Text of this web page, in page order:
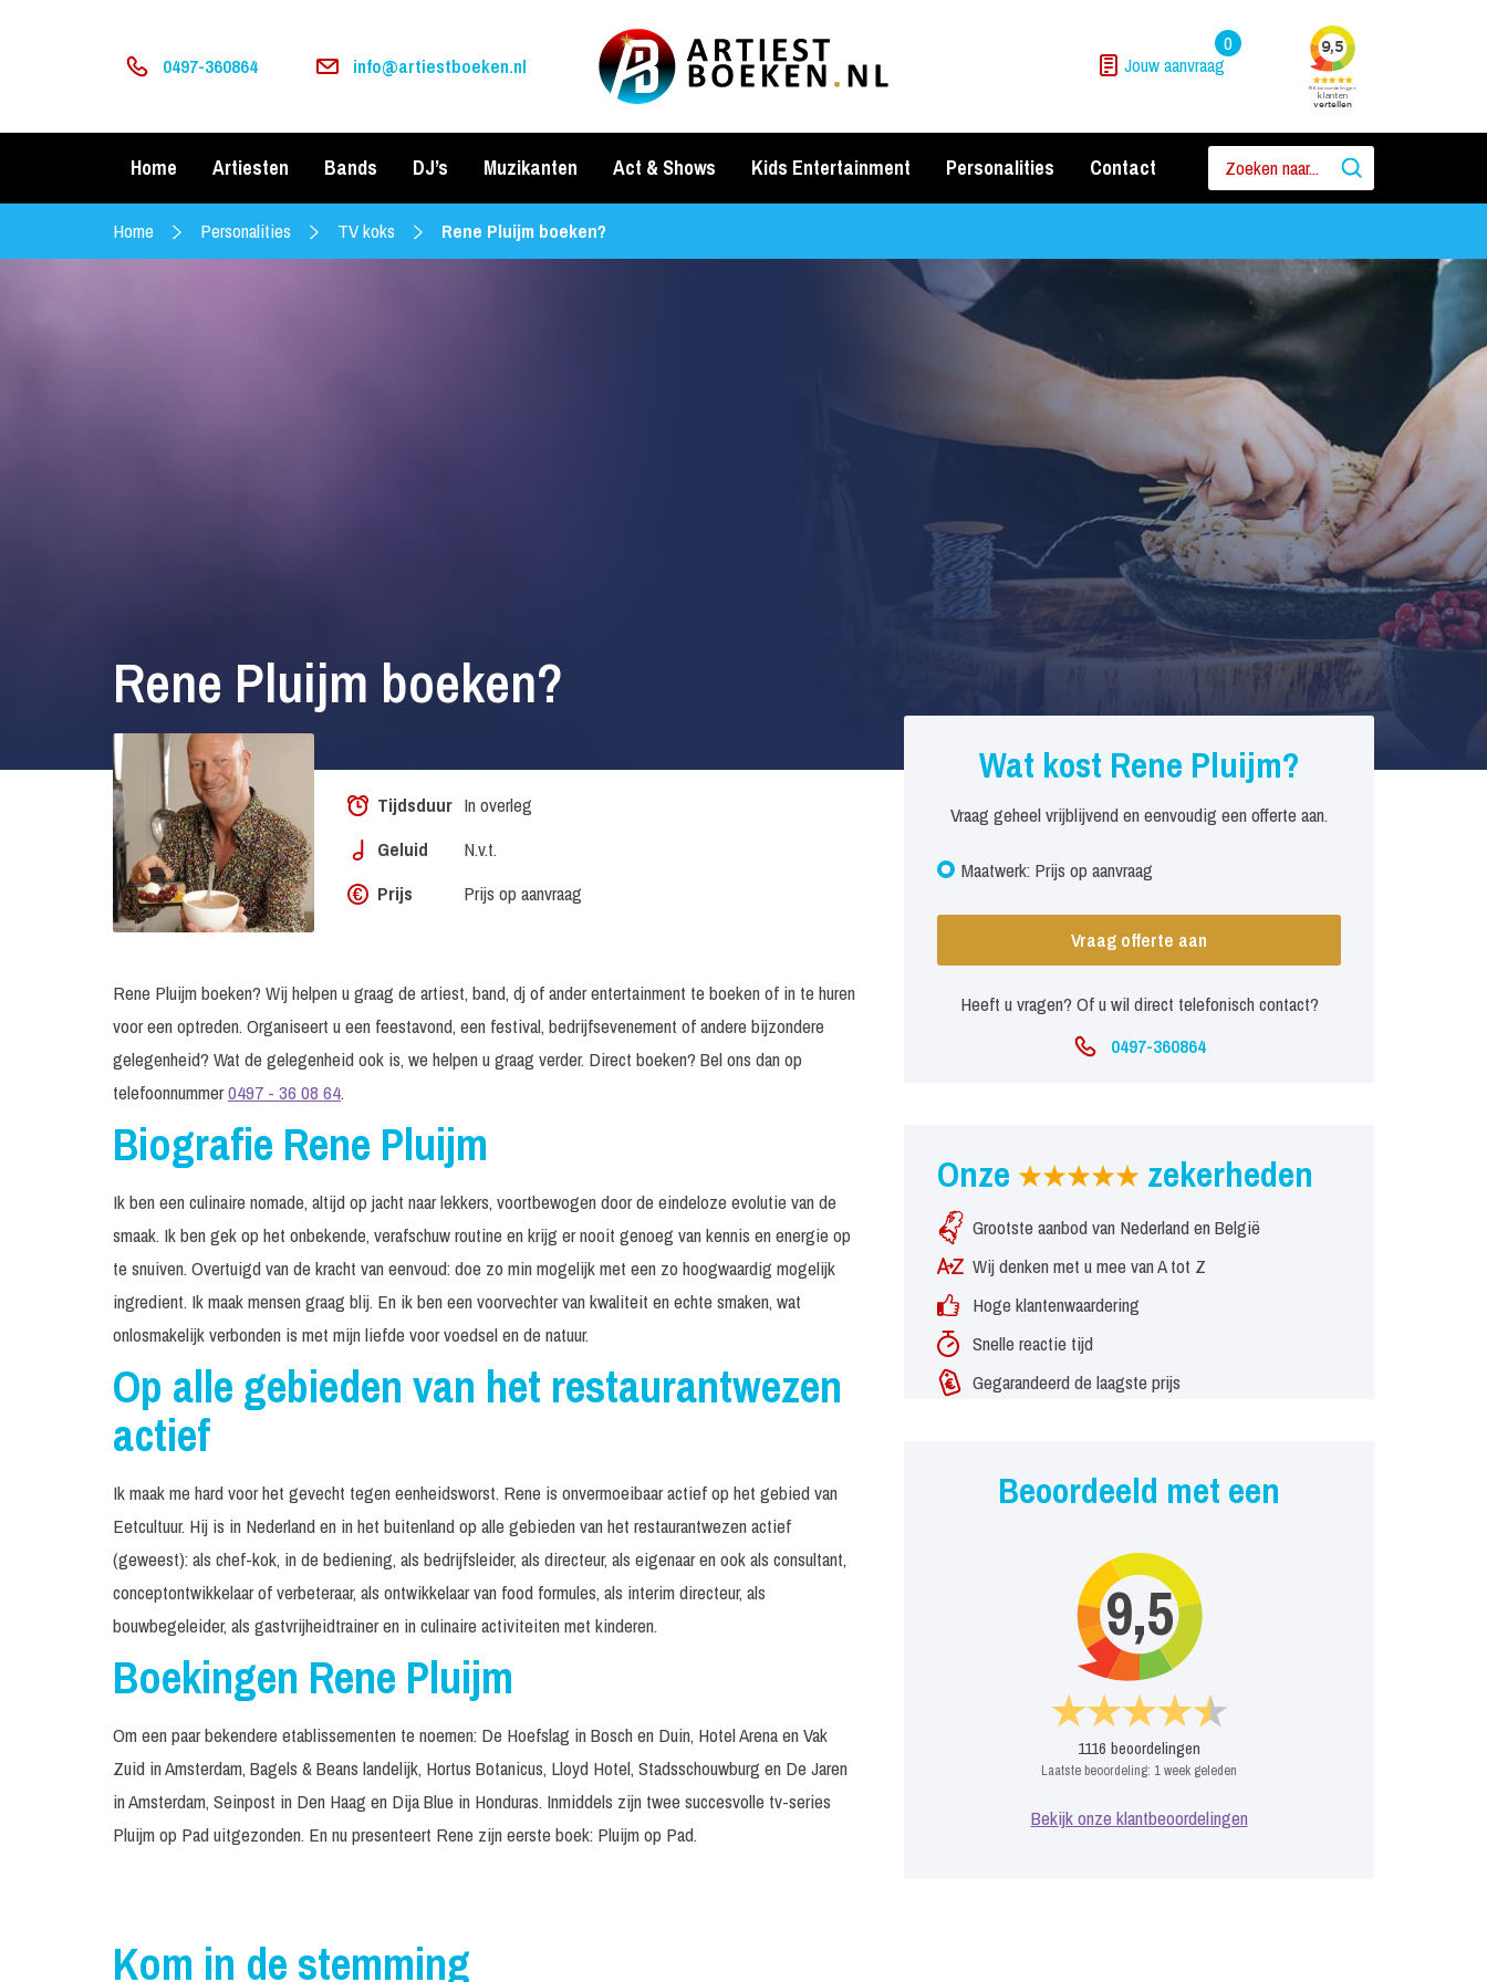
0497-360864 info@artiestboeken.nl Jouw aanvraag
0
Home Artiesten Bands DJ’s Muzikanten Act & Shows Kids Entertainment Personalities Contact
Home Personalities TV koks Rene Pluijm boeken?
Rene Pluijm boeken?
Tijdsduur In overleg
Geluid
N.v.t.
Prijs
Prijs op aanvraag
Rene Pluijm boeken? Wij helpen u graag de artiest, band, dj of ander entertainment te boeken of in te huren
voor een optreden. Organiseert u een feestavond, een festival, bedrijfsevenement of andere bijzondere
gelegenheid? Wat de gelegenheid ook is, we helpen u graag verder. Direct boeken? Bel ons dan op
telefoonnummer0497 - 36 08 64.
Biografie Rene Pluijm
Ik ben een culinaire nomade, altijd op jacht naar lekkers, voortbewogen door de eindeloze evolutie van de
smaak. Ik ben gek op het onbekende, verafschuw routine en krijg er nooit genoeg van kennis en energie op
te snuiven. Overtuigd van de kracht van eenvoud: doe zo min mogelijk met een zo hoogwaardig mogelijk
ingredient. Ik maak mensen graag blij. En ik ben een voorvechter van kwaliteit en echte smaken, wat
onlosmakelijk verbonden is met mijn liefde voor voedsel en de natuur.
Op alle gebieden van het restaurantwezen
actief
Ik maak me hard voor het gevecht tegen eenheidsworst. Rene is onvermoeibaar actief op het gebied van
Eetcultuur. Hij is in Nederland en in het buitenland op alle gebieden van het restaurantwezen actief
(geweest): als chef-kok, in de bediening, als bedrijfsleider, als directeur, als eigenaar en ook als consultant,
conceptontwikkelaar of verbeteraar, als ontwikkelaar van food formules, als interim directeur, als
bouwbegeleider, als gastvrijheidtrainer en in culinaire activiteiten met kinderen.
Boekingen Rene Pluijm
Om een paar bekendere etablissementen te noemen: De Hoefslag in Bosch en Duin, Hotel Arena en Vak
Zuid in Amsterdam, Bagels & Beans landelijk, Hortus Botanicus, Lloyd Hotel, Stadsschouwburg en De Jaren
in Amsterdam, Seinpost in Den Haag en Dija Blue in Honduras. Inmiddels zijn twee succesvolle tv-series
Pluijm op Pad uitgezonden. En nu presenteert Rene zijn eerste boek: Pluijm op Pad.
Kom in de stemming
Wat kost Rene Pluijm?
Vraag geheel vrijblijvend en eenvoudig een offerte aan.
Maatwerk: Prijs op aanvraag
Vraag offerte aan
Heeft u vragen? Of u wil direct telefonisch contact?
0497-360864
Onze zekerheden
Grootste aanbod van Nederland en België
Wij denken met u mee van A tot Z
Hoge klantenwaardering
Snelle reactie tijd
Gegarandeerd de laagste prijs
Beoordeeld met een
9,5
1116 beoordelingen
Laatste beoordeling: 1 week geleden
Bekijk onze klantbeoordelingen